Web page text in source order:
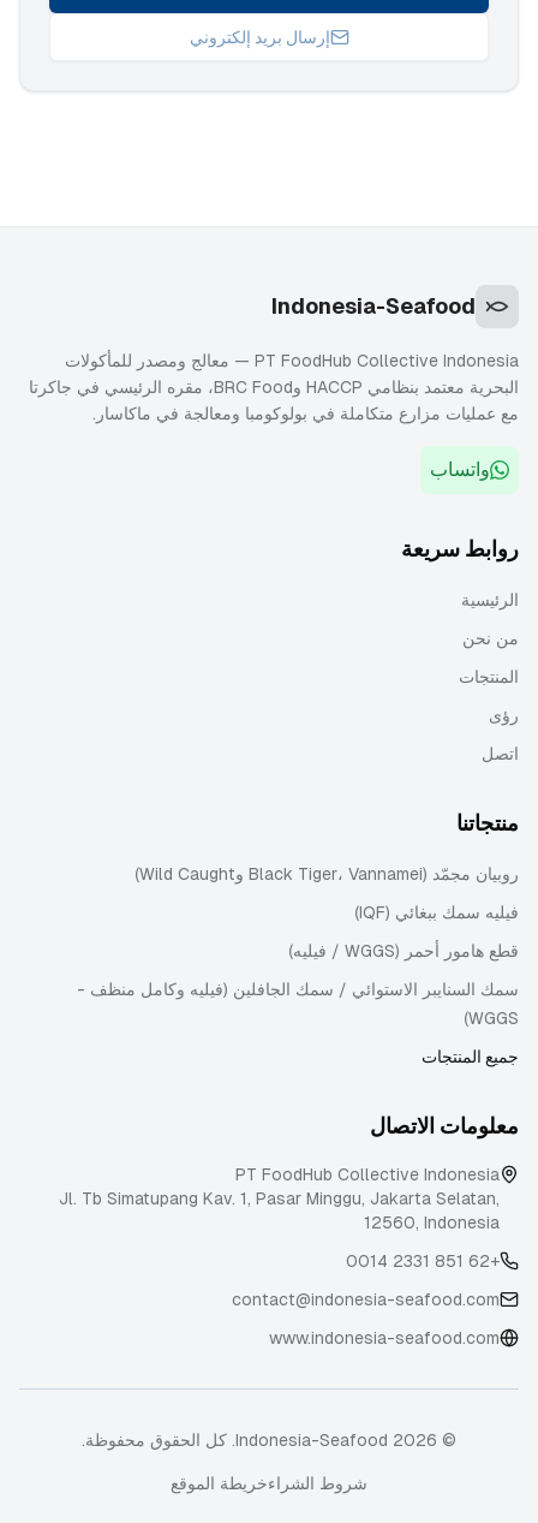
إرسال بريد إلكتروني
Indonesia-Seafood
PT FoodHub Collective Indonesia — معالج ومصدر للمأكولات
البحرية معتمد بنظامي HACCP وBRC Food، مقره الرئيسي في جاكرتا
مع عمليات مزارع متكاملة في بولوكومبا ومعالجة في ماكاسار.
واتساب
روابط سريعة
الرئيسية
من نحن
المنتجات
رؤى
اتصل
منتجاتنا
روبيان مجمّد (Black Tiger، Vannamei وWild Caught)
فيليه سمك ببغائي (IQF)
قطع هامور أحمر (WGGS / فيليه)
سمك السنايبر الاستوائي / سمك الجافلين (فيليه وكامل منظف -
WGGS)
جميع المنتجات
معلومات الاتصال
PT FoodHub Collective Indonesia
Jl. Tb Simatupang Kav. 1, Pasar Minggu, Jakarta Selatan,
12560, Indonesia
+62 851 2331 0014
contact@indonesia-seafood.com
www.indonesia-seafood.com
© 2026 Indonesia-Seafood. كل الحقوق محفوظة.
شروط الشراءخريطة الموقع